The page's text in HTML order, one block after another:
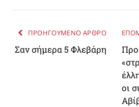
ΠΡΟΗΓΟΥΜΕΝΟ ΑΡΘΡΟ
Σαν σήμερα 5 Φλεβάρη
οι